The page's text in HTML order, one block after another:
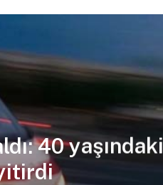
40 yaşındaki